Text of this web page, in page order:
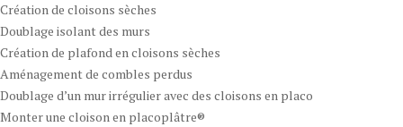
Création de cloisons sèches
Doublage isolant des murs
Création de plafond en cloisons sèches
Aménagement de combles perdus
Doublage d’un mur irrégulier avec des cloisons en placo
Monter une cloison en placoplâtre®